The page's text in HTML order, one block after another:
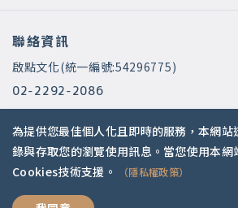
聯絡資訊
啟點文化(統一編號:54296775)
02-2292-2086
service@koob.com.tw
服務時間
週一至週五 10:00-18:00
國定假日公休
為提供您最佳個人化且即時的服務，本網
錄與存取您的瀏覽使用訊息。當您使用本網
Cookies技術支援。
（隱私權政策）